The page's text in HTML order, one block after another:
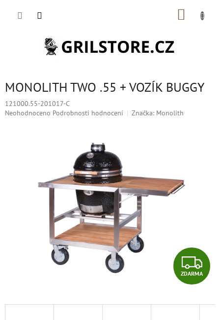
MONOLITH TWO .55 + VOZÍK BUGGY
121000.55-201017-C
Průměrné
Neohodnoceno Podrobnosti hodnocení Značka: Monolith
Z
D
A
ZDARMA